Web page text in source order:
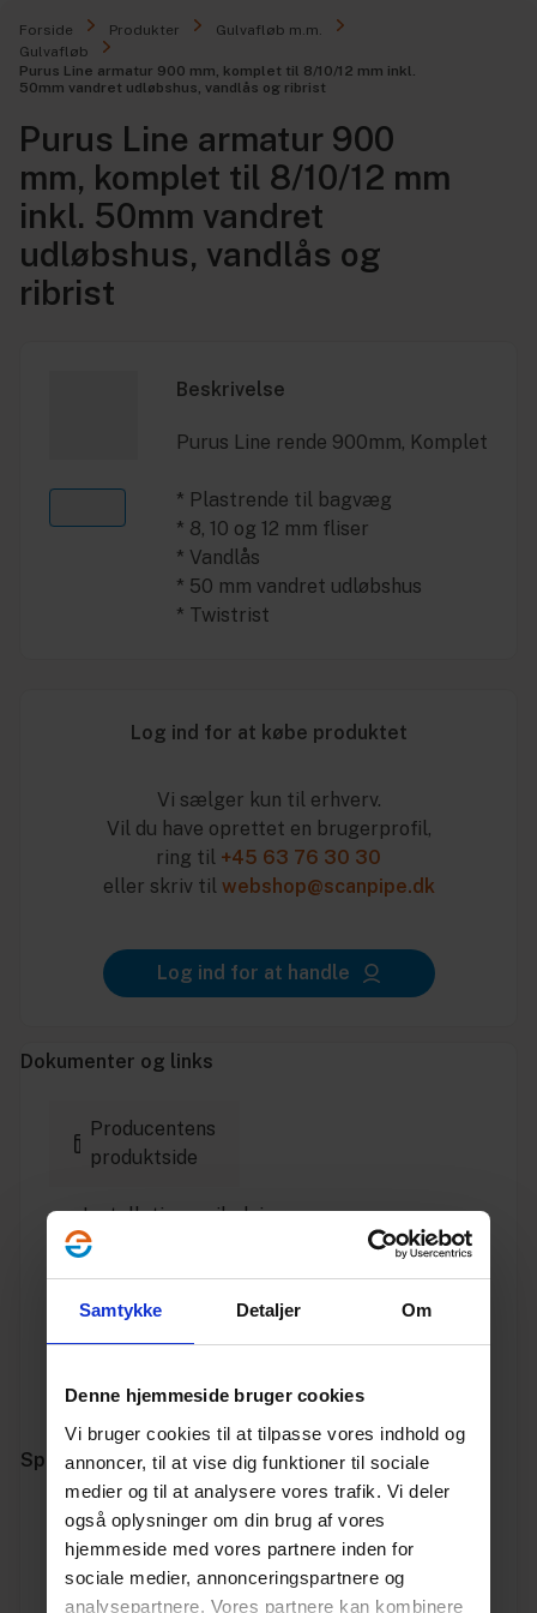
Samtykke Detaljer Om
Denne hjemmeside bruger cookies
Vi bruger cookies til at tilpasse vores indhold og
annoncer, til at vise dig funktioner til sociale
medier og til at analysere vores trafik. Vi deler
også oplysninger om din brug af vores
hjemmeside med vores partnere inden for
sociale medier, annonceringspartnere og
analysepartnere. Vores partnere kan kombinere
Forside Produkter
Gulvafløb m.m.
Gulvafløb
Purus Line armatur 900 mm, komplet til 8/10/12 mm inkl.
50mm vandret udløbshus, vandlås og ribrist
Purus Line armatur 900
mm, komplet til 8/10/12 mm
inkl. 50mm vandret
udløbshus, vandlås og
ribrist
Beskrivelse
Purus Line rende 900mm, Komplet
* Plastrende til bagvæg
* 8, 10 og 12 mm fliser
* Vandlås
* 50 mm vandret udløbshus
* Twistrist
Log ind for at købe produktet
Vi sælger kun til erhverv.
Vil du have oprettet en brugerprofil,
ring til +45 63 76 30 30
eller skriv til webshop@scanpipe.dk
Log ind for at handle
Dokumenter og links
Producentens
produktside
Installationsvejledning
Godkendelse
Producentens
Specifikationer
Varenummer10196261
Vægt 3.6